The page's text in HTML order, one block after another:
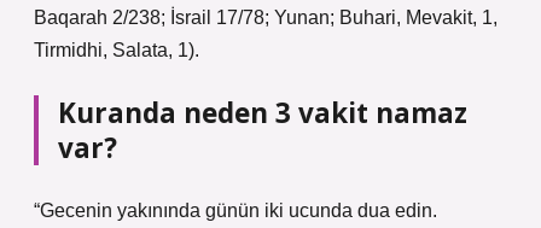
Baqarah 2/238; İsrail 17/78; Yunan; Buhari, Mevakit, 1,
Tirmidhi, Salata, 1).
Kuranda neden 3 vakit namaz
var?
“Gecenin yakınında günün iki ucunda dua edin.